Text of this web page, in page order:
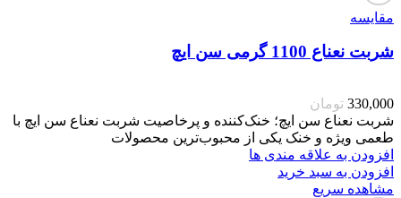
مقایسه
شربت نعناع 1100 گرمی سن ایچ
330,000 تومان
شربت نعناع سن ایچ؛ خنک‌کننده و پرخاصیت شربت نعناع سن ایچ با
طعمی ویژه و خنک یکی از محبوب‌ترین محصولات
افزودن به علاقه مندی ها
افزودن به سبد خرید
مشاهده سریع